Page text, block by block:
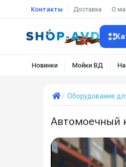
Контакты Доставка О
Новинки Мойки ВД
Оборудование
Автомоечный